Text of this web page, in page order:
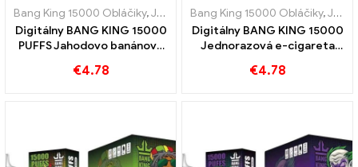
Bang King 15000 Obláčiky,Jednorazové elektronické cigarety Švédsko
Digitálny BANG KING 15000
PUFFS Jahodovo banánová
€4.78
Bang King 15000 Obláčiky,Jednorazové elektronické cigarety Švédsko
Digitálny BANG KING 15000
Jednorazová e-cigareta
€4.78